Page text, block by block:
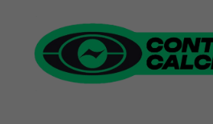
contenuto